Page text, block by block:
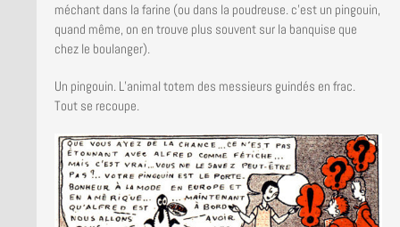
méchant dans la farine (ou dans la poudreuse. c’est un pingouin,
quand même, on en trouve plus souvent sur la banquise que
chez le boulanger).
Un pingouin. L’animal totem des messieurs guindés en frac.
Tout se recoupe.